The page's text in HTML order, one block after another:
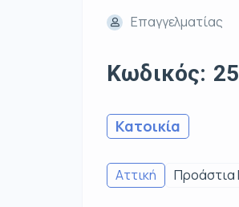
Επαγγελματίας
Κωδικός:
Κατοικία
Αττική Προάστια